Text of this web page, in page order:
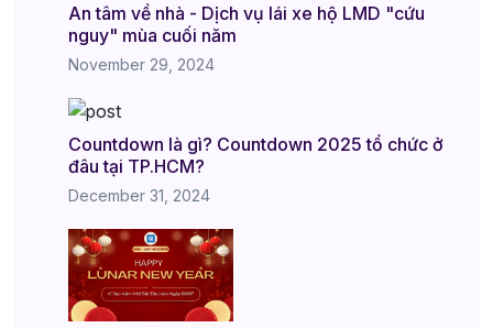
An tâm về nhà - Dịch vụ lái xe hộ LMD "cứu
nguy" mùa cuối năm
November 29, 2024
Countdown là gì? Countdown 2025 tổ chức ở
đâu tại TP.HCM?
December 31, 2024